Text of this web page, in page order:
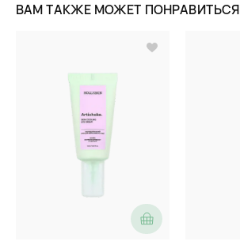
ВАМ ТАКЖЕ МОЖЕТ ПОНРАВИТЬСЯ